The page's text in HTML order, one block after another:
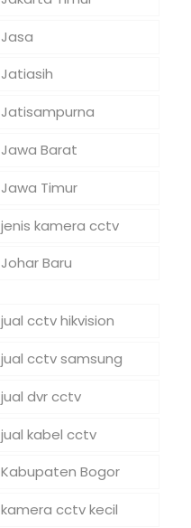
Jasa
Jatiasih
Jatisampurna
Jawa Barat
Jawa Timur
jenis kamera cctv
Johar Baru
jual cctv hikvision
jual cctv samsung
jual dvr cctv
jual kabel cctv
Kabupaten Bogor
kamera cctv kecil